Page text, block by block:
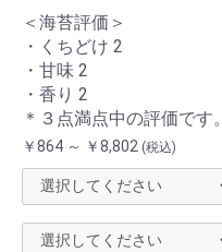
＜海苔評価＞
・くちどけ 2
・甘味 2
・香り 2
＊３点満点中の評価です。
￥864 ～ ￥8,802 (税込)